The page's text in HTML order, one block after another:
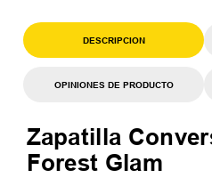
DESCRIPCION
OPINIONES DE PRODUCTO
Zapatilla
Forest Glam